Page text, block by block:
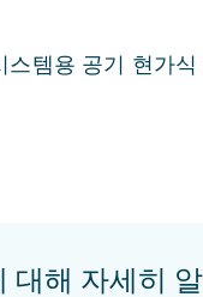
스템용 공기 현가식
대해 자세히